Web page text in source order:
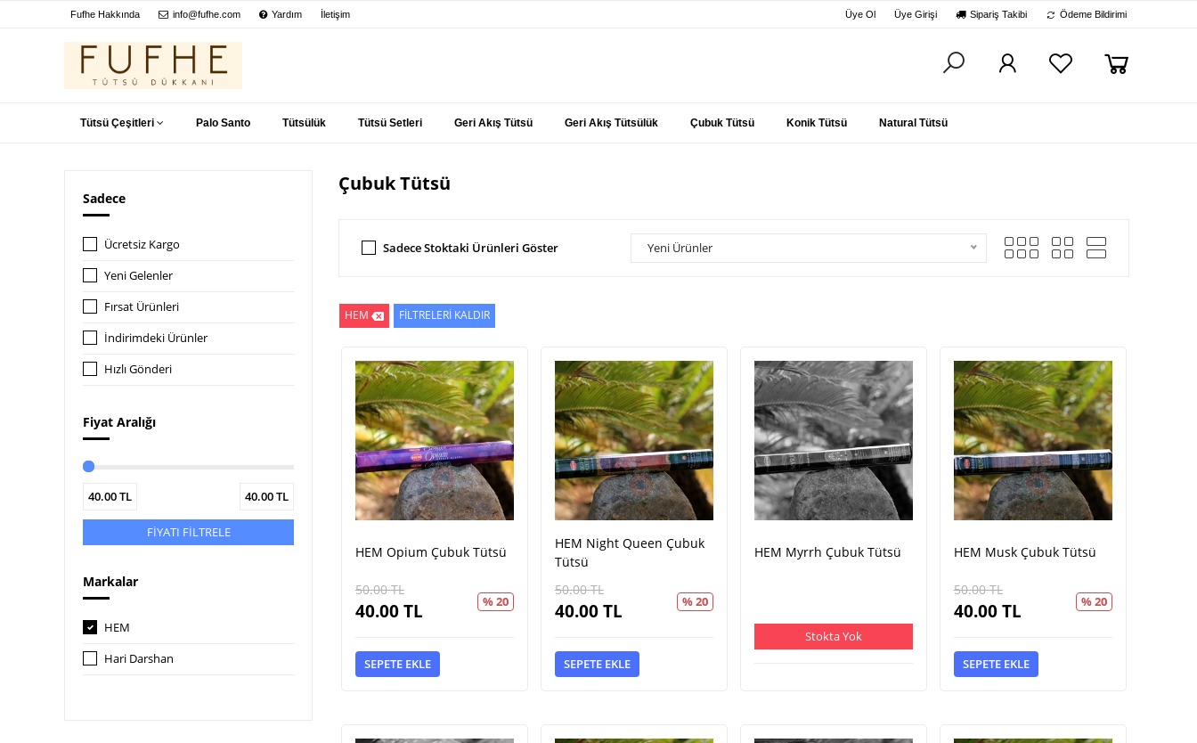
Fufhe Hakkında info@fufhe.com Yardım İletişim Üye Ol Üye Girişi Sipariş Takibi Ödeme Bildirimi
Tütsü Çeşitleri Palo Santo Tütsülük Tütsü Setleri Geri Akış Tütsü Geri Akış Tütsülük Çubuk Tütsü Konik Tütsü Natural Tütsü
Sadece
Ücretsiz Kargo
Yeni Gelenler
Fırsat Ürünleri
İndirimdeki Ürünler
Hızlı Gönderi
Fiyat Aralığı
40.00TL 40.00TL
FİYATI FİLTRELE
Markalar
HEM
Hari Darshan
Çubuk Tütsü
Sadece Stoktaki Ürünleri Göster Yeni Ürünler
HEM FİLTRELERİ KALDIR
HEM Opium Çubuk Tütsü
50.00TL
40.00TL % 20
SEPETE EKLE
HEM Night Queen Çubuk
Tütsü
50.00TL
40.00TL % 20
SEPETE EKLE
HEM Myrrh Çubuk Tütsü
Stokta Yok
HEM Musk Çubuk Tütsü
50.00TL
40.00TL % 20
SEPETE EKLE